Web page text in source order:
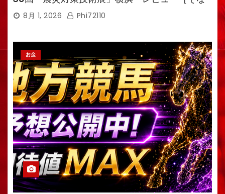
えるTV・高荷智也］
8月 1, 2026 Phi72110
お金